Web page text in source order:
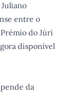
entre o
do Júri
disponível
da